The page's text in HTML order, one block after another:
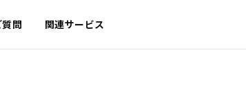
問 関連サービス